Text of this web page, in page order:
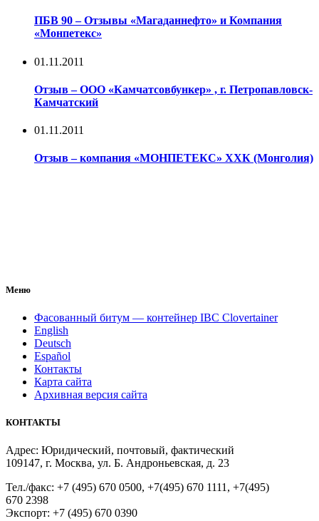
ПБВ 90 – Отзывы «Магаданнефто» и Компания
«Монпетекс»
01.11.2011
Отзыв – ООО «Камчатсовбункер» , г. Петропавловск-
Камчатский
01.11.2011
Отзыв – компания «МОНПЕТЕКС» ХХК (Монголия)
Меню
Фасованный битум — контейнер IBC Clovertainer
English
Deutsch
Español
Контакты
Карта сайта
Архивная версия сайта
КОНТАКТЫ
Адрес: Юридический, почтовый, фактический
109147, г. Москва, ул. Б. Андроньевская, д. 23
Тел./факс: +7 (495) 670 0500, +7(495) 670 1111, +7(495)
670 2398
Экспорт: +7 (495) 670 0390